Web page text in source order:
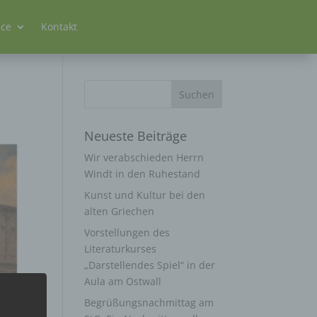
Kontakt
Neueste Beiträge
Wir verabschieden Herrn
Windt in den Ruhestand
Kunst und Kultur bei den
alten Griechen
Vorstellungen des
Literaturkurses
„Darstellendes Spiel“ in der
Aula am Ostwall
Begrüßungsnachmittag am